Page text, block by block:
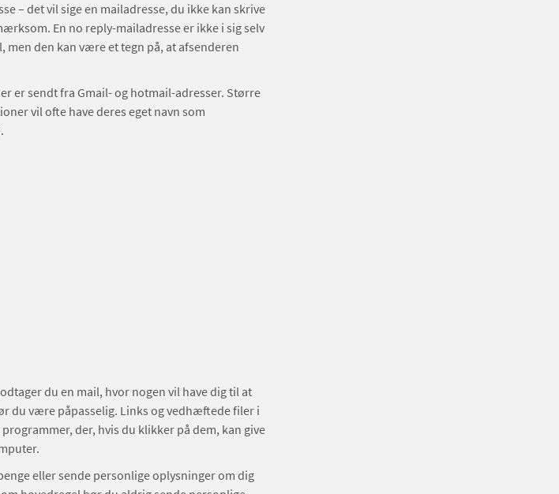
– det vil sige en mailadresse, du ikke kan skrive
En no reply-mailadresse er ikke i sig selv
men den kan være et tegn på, at afsenderen
er sendt fra Gmail- og hotmail-adresser. Større
vil ofte have deres eget navn som
du en mail, hvor nogen vil have dig til at
du være påpasselig. Links og vedhæftede filer i
der, hvis du klikker på dem, kan give
eller sende personlige oplysninger om dig